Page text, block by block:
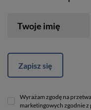
Twoje imię
Zapisz się
Wyrażam zgodę na
marketingowych zgodnie